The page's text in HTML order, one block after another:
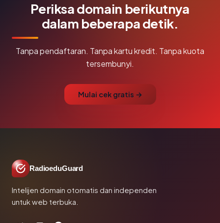
Periksa domain berikutnya
dalam beberapa detik.
Tanpa pendaftaran. Tanpa kartu kredit. Tanpa kuota
tersembunyi.
Mulai cek gratis →
RadioeduGuard
Intelijen domain otomatis dan independen
untuk web terbuka.